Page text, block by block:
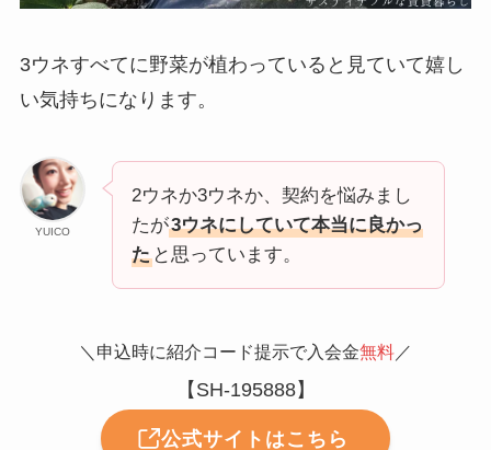
3ウネすべてに野菜が植わっていると見ていて嬉し
い気持ちになります。
YUICO
2ウネか3ウネか、契約を悩みまし
たが3ウネにしていて本当に良かっ
たと思っています。
＼申込時に紹介コード提示で入会金無料 ／
【SH-195888】
公式サイトはこちら